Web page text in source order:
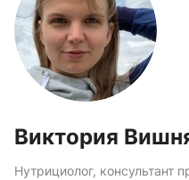
Виктория
Нутрициолог, консультант